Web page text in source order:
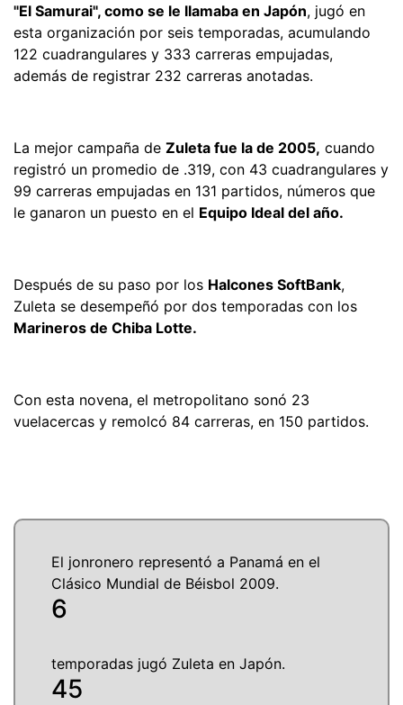
"El Samurai", como se le llamaba en Japón, jugó en
esta organización por seis temporadas, acumulando
122 cuadrangulares y 333 carreras empujadas,
además de registrar 232 carreras anotadas.
La mejor campaña de Zuleta fue la de 2005, cuando
registró un promedio de .319, con 43 cuadrangulares y
99 carreras empujadas en 131 partidos, números que
le ganaron un puesto en el Equipo Ideal del año.
Después de su paso por los Halcones SoftBank,
Zuleta se desempeñó por dos temporadas con los
Marineros de Chiba Lotte.
Con esta novena, el metropolitano sonó 23
vuelacercas y remolcó 84 carreras, en 150 partidos.
El jonronero representó a Panamá en el
Clásico Mundial de Béisbol 2009.
6
temporadas jugó Zuleta en Japón.
45